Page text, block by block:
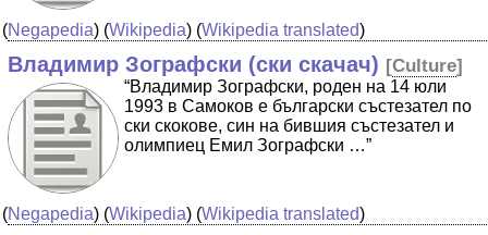
(Negapedia) (Wikipedia) (Wikipedia translated)
Владимир Зографски (ски скачач) [Culture]
“Владимир Зографски, роден на 14 юли
1993 в Самоков е български състезател по
ски скокове, син на бившия състезател и
олимпиец Емил Зографски …”
(Negapedia) (Wikipedia) (Wikipedia translated)